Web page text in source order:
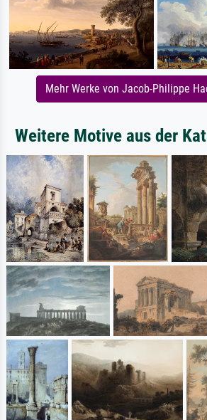
Mehr Werke von Jacob-Philippe
Weitere Motive aus der